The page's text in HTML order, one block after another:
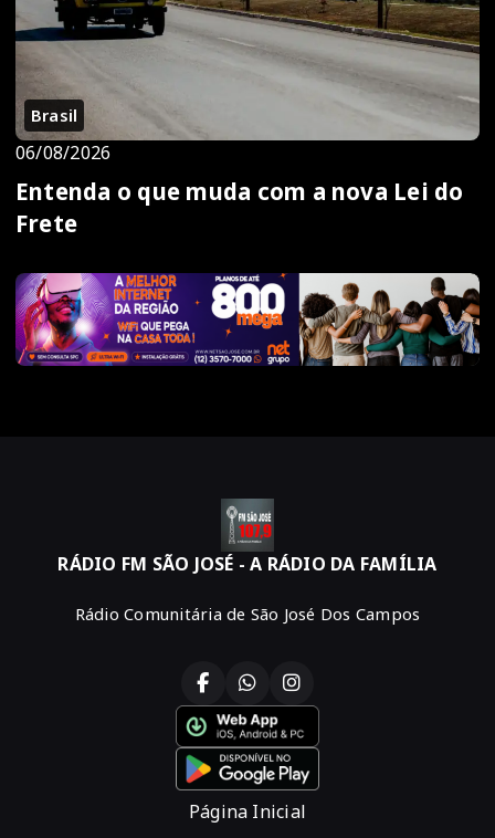
Brasil
06/08/2026
Entenda o que muda com a nova Lei do
Frete
RÁDIO FM SÃO JOSÉ - A RÁDIO DA FAMÍLIA
Rádio Comunitária de São José Dos Campos
Página Inicial